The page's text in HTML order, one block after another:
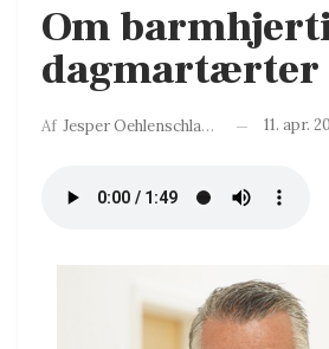
Om
dagmartærter
Af Jesper Oehlenschlager 11. apr.